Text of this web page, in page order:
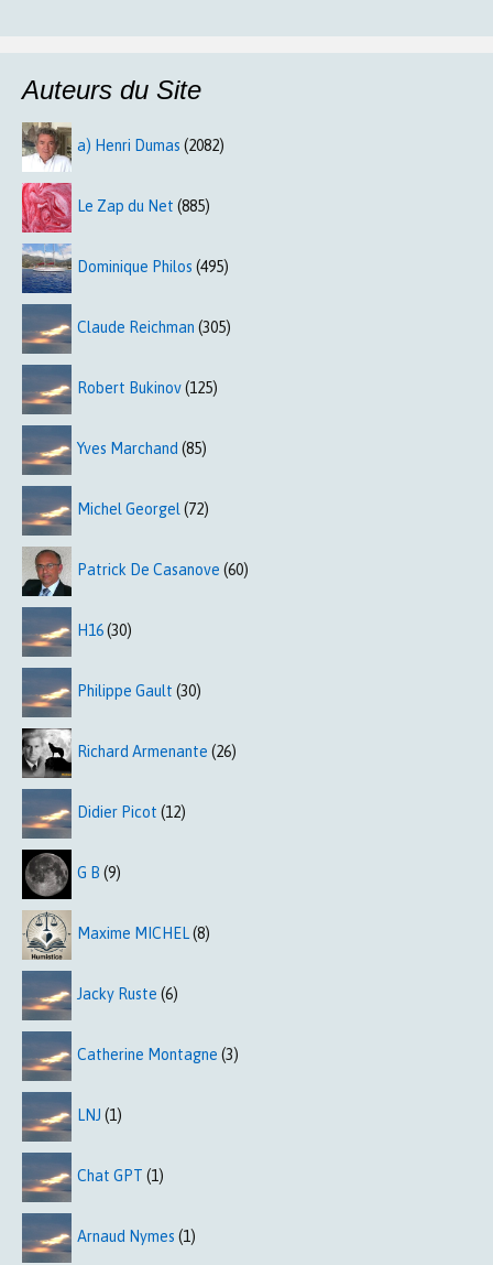
Auteurs du Site
a) Henri Dumas (2082)
Le Zap du Net (885)
Dominique Philos (495)
Claude Reichman (305)
Robert Bukinov(125)
Yves Marchand (85)
Michel Georgel (72)
Patrick De Casanove (60)
H16(30)
Philippe Gault (30)
Richard Armenante (26)
Didier Picot (12)
G B (9)
Maxime MICHEL(8)
Jacky Ruste (6)
Catherine Montagne (3)
LNJ (1)
Chat GPT (1)
Arnaud Nymes (1)